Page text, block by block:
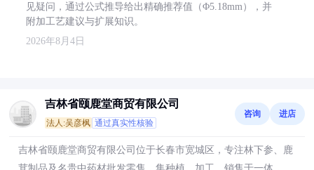
见疑问，通过公式推导给出精确推荐值（Φ5.18mm），并
附加工艺建议与扩展知识。
2026年8月4日
吉林省颐鹿堂商贸有限公司
法人:吴彦枫 通过真实性核验
咨询 进店
吉林省颐鹿堂商贸有限公司位于长春市宽城区，专注林下参、鹿